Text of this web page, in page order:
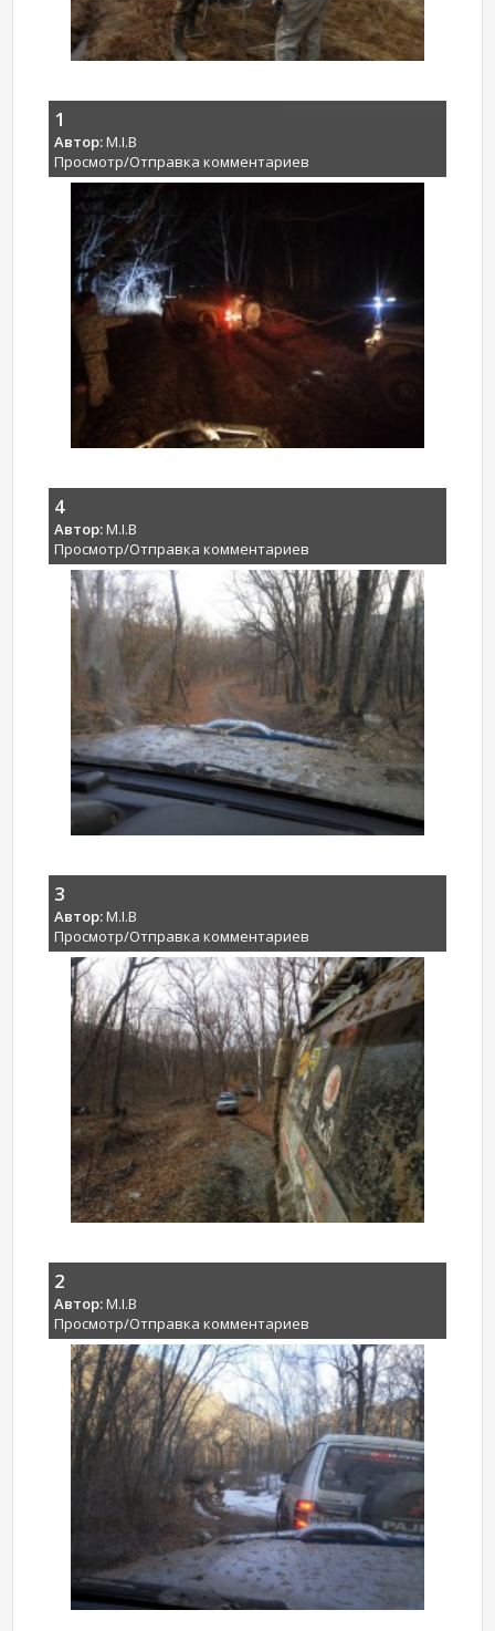
1
Автор:M.I.B
Просмотр/Отправка комментариев
4
Автор:M.I.B
Просмотр/Отправка комментариев
3
Автор:M.I.B
Просмотр/Отправка комментариев
2
Автор:M.I.B
Просмотр/Отправка комментариев